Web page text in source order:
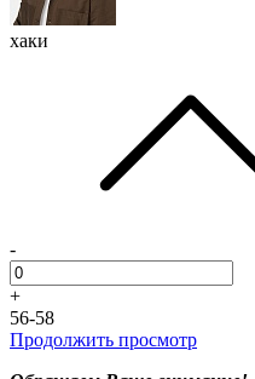
хаки
-
+
56-58
Продолжить просмотр